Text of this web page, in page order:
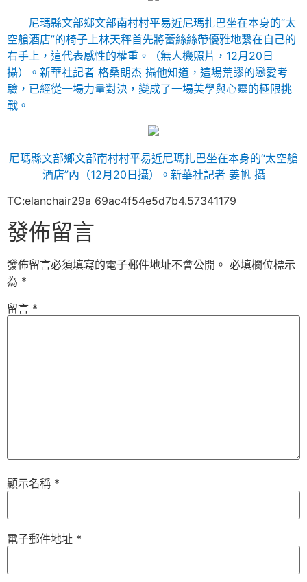
尼瑪縣文部鄉文部南村村平易近尼瑪扎巴坐在本身的“太
空艙酒店”的椅子上林天秤首先將蕾絲絲帶優雅地繫在自己的
右手上，這代表感性的權重。（無人機照片，12月20日
攝）。 新華社記者 格桑朗杰 攝他知道，這場荒謬的戀愛考
驗，已經從一場力量對決，變成了一場美學與心靈的極限挑
戰。
尼瑪縣文部鄉文部南村村平易近尼瑪扎巴坐在本身的“太空艙
酒店”內（12月20日攝）。 新華社記者 姜帆 攝
TC:elanchair29a 69ac4f54e5d7b4.57341179
發佈留言
發佈留言必須填寫的電子郵件地址不會公開。 必填欄位標示
為 *
留言 *
顯示名稱 *
電子郵件地址 *